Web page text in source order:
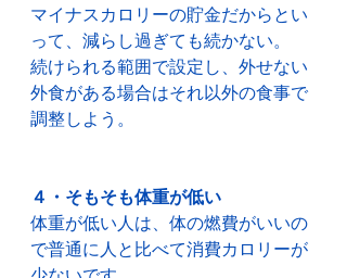
マイナスカロリーの貯金だからとい
って、減らし過ぎても続かない。
続けられる範囲で設定し、外せない
外食がある場合はそれ以外の食事で
調整しよう。
４・そもそも体重が低い
体重が低い人は、体の燃費がいいの
で普通に人と比べて消費カロリーが